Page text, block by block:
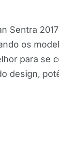
Sentra
os
para se
design,